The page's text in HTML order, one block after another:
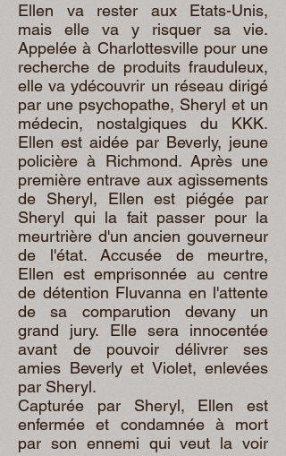
Ellen va rester aux Etats-Unis,
mais elle va y risquer sa vie.
Appelée à Charlottesville pour une
recherche de produits frauduleux,
elle va ydécouvrir un réseau dirigé
par une psychopathe, Sheryl et un
médecin, nostalgiques du KKK.
Ellen est aidée par Beverly, jeune
policière à Richmond. Après une
première entrave aux agissements
de Sheryl, Ellen est piégée par
Sheryl qui la fait passer pour la
meurtrière d'un ancien gouverneur
de l'état. Accusée de meurtre,
Ellen est emprisonnée au centre
de détention Fluvanna en l'attente
de sa comparution devany un
grand jury. Elle sera innocentée
avant de pouvoir délivrer ses
amies Beverly et Violet, enlevées
par Sheryl.
Capturée par Sheryl, Ellen est
enfermée et condamnée à mort
par son ennemi qui veut la voir